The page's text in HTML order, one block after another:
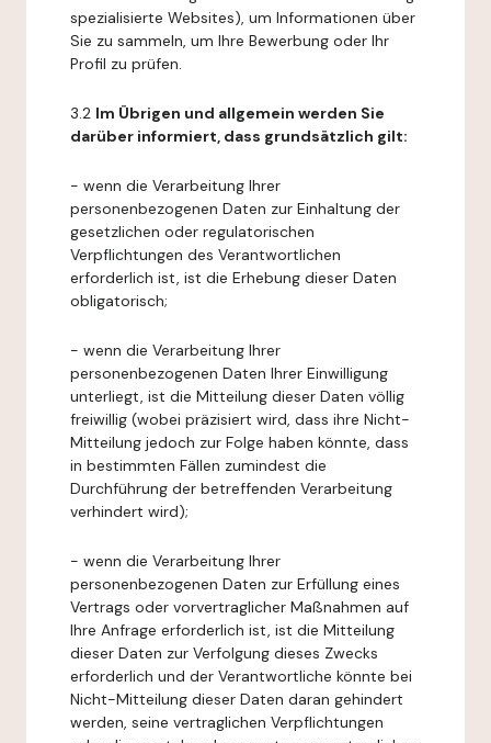
spezialisierte Websites), um Informationen über
Sie zu sammeln, um Ihre Bewerbung oder Ihr
Profil zu prüfen.
3.2 Im Übrigen und allgemein werden Sie
darüber informiert, dass grundsätzlich gilt:
- wenn die Verarbeitung Ihrer
personenbezogenen Daten zur Einhaltung der
gesetzlichen oder regulatorischen
Verpflichtungen des Verantwortlichen
erforderlich ist, ist die Erhebung dieser Daten
obligatorisch;
- wenn die Verarbeitung Ihrer
personenbezogenen Daten Ihrer Einwilligung
unterliegt, ist die Mitteilung dieser Daten völlig
freiwillig (wobei präzisiert wird, dass ihre Nicht-
Mitteilung jedoch zur Folge haben könnte, dass
in bestimmten Fällen zumindest die
Durchführung der betreffenden Verarbeitung
verhindert wird);
- wenn die Verarbeitung Ihrer
personenbezogenen Daten zur Erfüllung eines
Vertrags oder vorvertraglicher Maßnahmen auf
Ihre Anfrage erforderlich ist, ist die Mitteilung
dieser Daten zur Verfolgung dieses Zwecks
erforderlich und der Verantwortliche könnte bei
Nicht-Mitteilung dieser Daten daran gehindert
werden, seine vertraglichen Verpflichtungen